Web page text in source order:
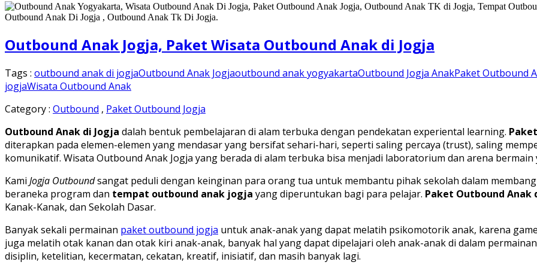
Outbound Anak Jogja, Paket Wisata Outbound Anak di Jogja
Tags : outbound anak di jogjaOutbound Anak Jogjaoutbound anak yogyakartaOutbound Jogja AnakPaket Outbound
jogjaWisata Outbound Anak
Category : Outbound , Paket Outbound Jogja
Outbound Anak di Jogja dalah bentuk pembelajaran di alam terbuka dengan pendekatan experiental learning.
diterapkan pada elemen-elemen yang mendasar yang bersifat sehari-hari, seperti saling percaya (trust), saling
komunikatif. Wisata Outbound Anak Jogja yang berada di alam terbuka bisa menjadi laboratorium dan arena bermain
Kami Jogja Outboundsangat peduli dengan keinginan para orang tua untuk membantu pihak sekolah dalam
beraneka program dan tempat outbound anak jogja yang diperuntukan bagi para pelajar. Paket Outbound Anak
Kanak-Kanak, dan Sekolah Dasar.
Banyak sekali permainan paket outbound jogja untuk anak-anak yang dapat melatih psikomotorik anak, karena
juga melatih otak kanan dan otak kiri anak-anak, banyak hal yang dapat dipelajari oleh anak-anak di dalam
disiplin, ketelitian, kecermatan, cekatan, kreatif, inisiatif, dan masih banyak lagi.